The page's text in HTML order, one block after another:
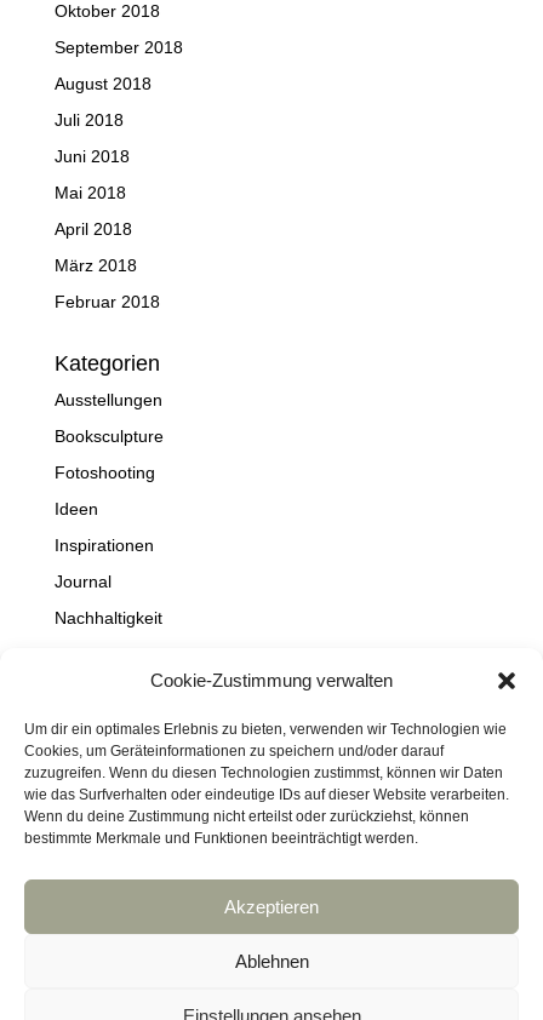
Cookie-Zustimmung verwalten
Um dir ein optimales Erlebnis zu bieten, verwenden wir Technologien wie
Cookies, um Geräteinformationen zu speichern und/oder darauf
zuzugreifen. Wenn du diesen Technologien zustimmst, können wir Daten
wie das Surfverhalten oder eindeutige IDs auf dieser Website verarbeiten.
Wenn du deine Zustimmung nicht erteilst oder zurückziehst, können
bestimmte Merkmale und Funktionen beeinträchtigt werden.
Akzeptieren
Ablehnen
Einstellungen ansehen
Oktober 2018
September 2018
August 2018
Juli 2018
Juni 2018
Mai 2018
April 2018
März 2018
Februar 2018
Kategorien
Ausstellungen
Booksculpture
Fotoshooting
Ideen
Inspirationen
Journal
Nachhaltigkeit
Projekte
Schaufenster
Travel
Datenschutz
Haftungsausschluss